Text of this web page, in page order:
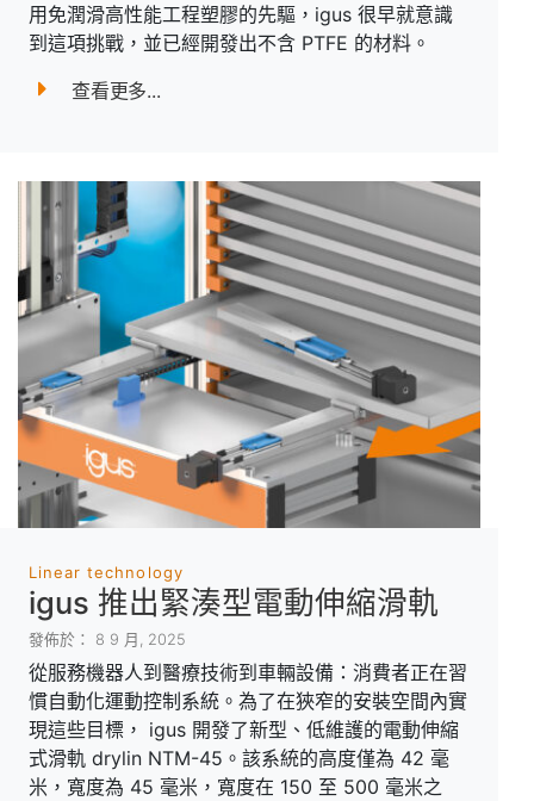
用免潤滑高性能工程塑膠的先驅，igus 很早就意識
到這項挑戰，並已經開發出不含 PTFE 的材料。
查看更多...
Linear technology
igus 推出緊湊型電動伸縮滑軌
發佈於： 8 9 月, 2025
從服務機器人到醫療技術到車輛設備：消費者正在習
慣自動化運動控制系統。為了在狹窄的安裝空間內實
現這些目標， igus 開發了新型、低維護的電動伸縮
式滑軌 drylin NTM-45。該系統的高度僅為 42 毫
米，寬度為 45 毫米，寬度在 150 至 500 毫米之